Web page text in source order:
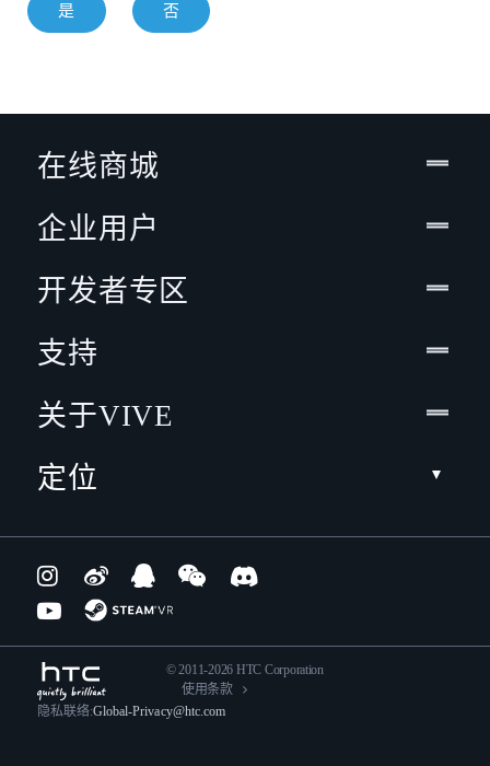
是 否
在线商城
企业用户
开发者专区
支持
关于VIVE
定位
© 2011-2026 HTC Corporation
使用条款
隐私联络:Global-Privacy@htc.com